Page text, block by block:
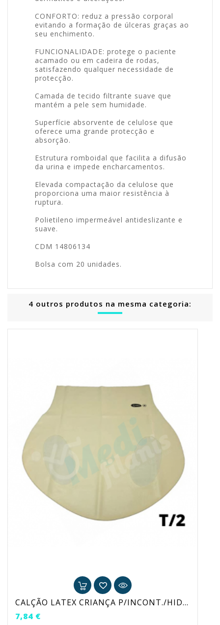
CONFORTO: reduz a pressão corporal
evitando a formação de úlceras graças ao
seu enchimento.
FUNCIONALIDADE: protege o paciente
acamado ou em cadeira de rodas,
satisfazendo qualquer necessidade de
protecção.
Camada de tecido filtrante suave que
mantém a pele sem humidade.
Superfície absorvente de celulose que
oferece uma grande protecção e
absorção.
Estrutura romboidal que facilita a difusão
da urina e impede encharcamentos.
Elevada compactação da celulose que
proporciona uma maior resistência à
ruptura.
Polietileno impermeável antideslizante e
suave.
CDM 14806134
Bolsa com 20 unidades.
4 outros produtos na mesma categoria:
CALÇÃO LATEX CRIANÇA P/INCONT./HIDRO. T/2 (ATÉ 5,5KG)
7,84 €